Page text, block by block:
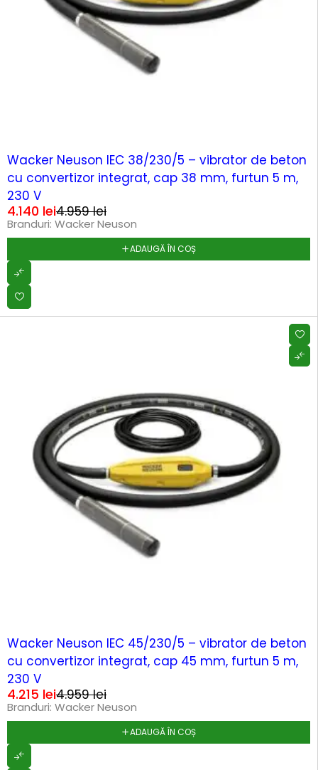
Wacker Neuson IEC 38/230/5 – vibrator de beton
cu convertizor integrat, cap 38 mm, furtun 5 m,
230 V
4.959lei
4.140 lei
Branduri: Wacker Neuson
ADAUGĂ ÎN COȘ
Wacker Neuson IEC 45/230/5 – vibrator de beton
cu convertizor integrat, cap 45 mm, furtun 5 m,
230 V
4.959lei
4.215 lei
Branduri: Wacker Neuson
ADAUGĂ ÎN COȘ